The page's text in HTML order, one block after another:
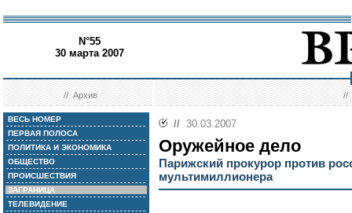
N°55
30 марта 2007
//Архив //
ВЕСЬ НОМЕР
ПЕРВАЯ ПОЛОСА
ПОЛИТИКА И ЭКОНОМИКА
ОБЩЕСТВО
ПРОИСШЕСТВИЯ
ЗАГРАНИЦА
ТЕЛЕВИДЕНИЕ
// 30.03.2007
Оружейное дело
Парижский прокурор против
мультимиллионера